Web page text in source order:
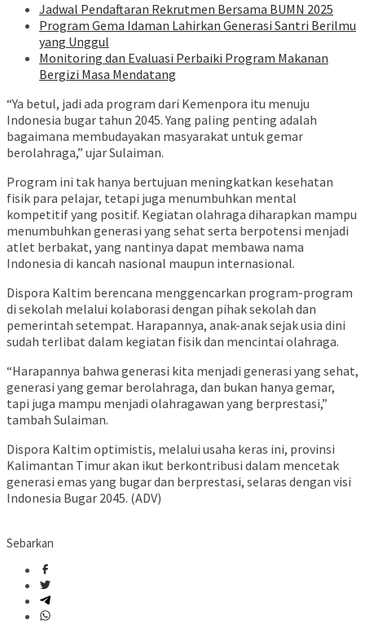
Jadwal Pendaftaran Rekrutmen Bersama BUMN 2025
Program Gema Idaman Lahirkan Generasi Santri Berilmu
yang Unggul
Monitoring dan Evaluasi Perbaiki Program Makanan
Bergizi Masa Mendatang
“Ya betul, jadi ada program dari Kemenpora itu menuju
Indonesia bugar tahun 2045. Yang paling penting adalah
bagaimana membudayakan masyarakat untuk gemar
berolahraga,” ujar Sulaiman.
Program ini tak hanya bertujuan meningkatkan kesehatan
fisik para pelajar, tetapi juga menumbuhkan mental
kompetitif yang positif. Kegiatan olahraga diharapkan mampu
menumbuhkan generasi yang sehat serta berpotensi menjadi
atlet berbakat, yang nantinya dapat membawa nama
Indonesia di kancah nasional maupun internasional.
Dispora Kaltim berencana menggencarkan program-program
di sekolah melalui kolaborasi dengan pihak sekolah dan
pemerintah setempat. Harapannya, anak-anak sejak usia dini
sudah terlibat dalam kegiatan fisik dan mencintai olahraga.
“Harapannya bahwa generasi kita menjadi generasi yang sehat,
generasi yang gemar berolahraga, dan bukan hanya gemar,
tapi juga mampu menjadi olahragawan yang berprestasi,”
tambah Sulaiman.
Dispora Kaltim optimistis, melalui usaha keras ini, provinsi
Kalimantan Timur akan ikut berkontribusi dalam mencetak
generasi emas yang bugar dan berprestasi, selaras dengan visi
Indonesia Bugar 2045. (ADV)
Sebarkan